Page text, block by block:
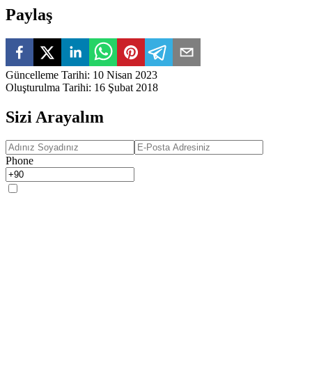
Paylaş
Güncelleme Tarihi: 10 Nisan 2023
Oluşturulma Tarihi: 16 Şubat 2018
Sizi Arayalım
Phone